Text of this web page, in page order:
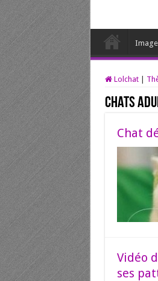
Lolchat |
Chats
Chat
Vidéo
ses